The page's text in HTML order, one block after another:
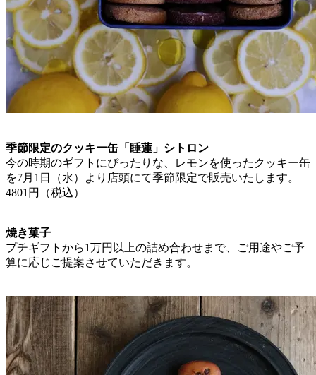
季節限定のクッキー缶「睡蓮」シトロン
今の時期のギフトにぴったりな、レモンを使ったクッキー缶
を7月1日（水）より店頭にて季節限定で販売いたします。
4801円（税込）
焼き菓子
プチギフトから1万円以上の詰め合わせまで、ご用途やご予
算に応じご提案させていただきます。